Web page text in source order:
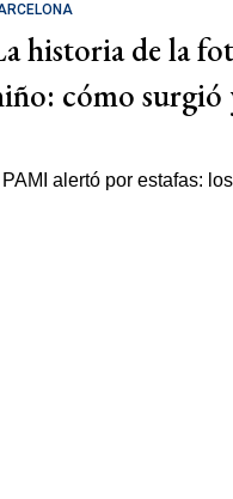
historia de la
cómo surgió